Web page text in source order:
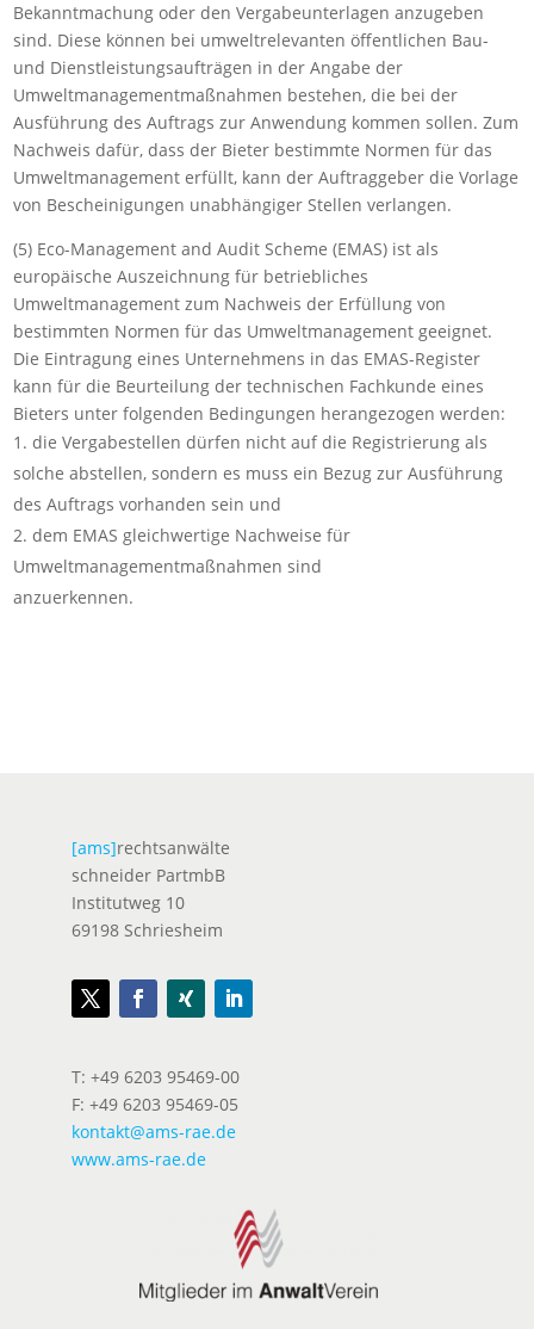
Bekanntmachung oder den Vergabeunterlagen anzugeben
sind. Diese können bei umweltrelevanten öffentlichen Bau-
und Dienstleistungsaufträgen in der Angabe der
Umweltmanagementmaßnahmen bestehen, die bei der
Ausführung des Auftrags zur Anwendung kommen sollen. Zum
Nachweis dafür, dass der Bieter bestimmte Normen für das
Umweltmanagement erfüllt, kann der Auftraggeber die Vorlage
von Bescheinigungen unabhängiger Stellen verlangen.
(5) Eco-Management and Audit Scheme (EMAS) ist als
europäische Auszeichnung für betriebliches
Umweltmanagement zum Nachweis der Erfüllung von
bestimmten Normen für das Umweltmanagement geeignet.
Die Eintragung eines Unternehmens in das EMAS-Register
kann für die Beurteilung der technischen Fachkunde eines
Bieters unter folgenden Bedingungen herangezogen werden:
die Vergabestellen dürfen nicht auf die Registrierung als
solche abstellen, sondern es muss ein Bezug zur Ausführung
des Auftrags vorhanden sein und
dem EMAS gleichwertige Nachweise für
Umweltmanagementmaßnahmen sind
anzuerkennen.
[ams]rechtsanwälte
schneider PartmbB
Institutweg 10
69198 Schriesheim
T: +49 6203 95469-00
F: +49 6203 95469-05
kontakt@ams-rae.de
www.ams-rae.de